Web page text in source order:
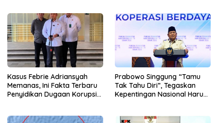
Kasus Febrie Adriansyah
Memanas, Ini Fakta Terbaru
Penyidikan Dugaan Korupsi
Prabowo Singgung “Tamu
Tak Tahu Diri”, Tegaskan
Kepentingan Nasional Harus